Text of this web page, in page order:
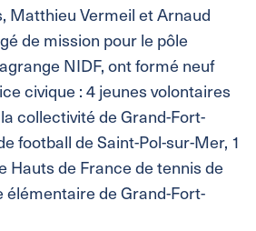
Matthieu Vermeil et Arnaud
de mission pour le pôle
NIDF, ont formé neuf
civique : 4 jeunes volontaires
collectivité de Grand-Fort-
football de Saint-Pol-sur-Mer, 1
Hauts de France de tennis de
élémentaire de Grand-Fort-